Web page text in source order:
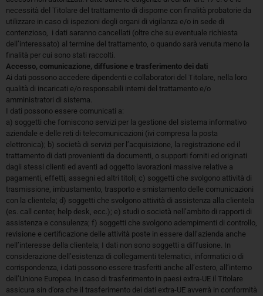
necessità del Titolare del trattamento di disporne con finalità probatorie da
utilizzare in caso di ispezioni degli organi di vigilanza e/o in sede di
contenzioso, i dati saranno cancellati (oltre che su eventuale richiesta
dell’interessato) al termine del trattamento, o quando sarà venuta meno la
finalità per cui sono stati raccolti.
Accesso, comunicazione, diffusione e trasferimento dei dati
Ai dati possono accedere dipendenti e collaboratori del Titolare, nella loro
qualità di incaricati e/o responsabili interni del trattamento e/o
amministratori di sistema.
I dati possono essere comunicati a:
a) soggetti che forniscono servizi per la gestione del sistema informativo
aziendale e delle reti di telecomunicazioni (ivi compresa la posta
elettronica); b) società di servizi per l’acquisizione, la registrazione ed il
trattamento di dati provenienti da documenti, o supporti forniti ed originati
dagli stessi clienti ed aventi ad oggetto lavorazioni massive relative a
pagamenti, effetti, assegni ed altri titoli; c) soggetti che svolgono attività di
trasmissione, imbustamento, trasporto e smistamento delle comunicazioni
con la clientela; d) soggetti che svolgono attività di assistenza alla clientela
(es. call center, help desk, ecc.); e) studi o società nell’ambito di rapporti di
assistenza e consulenza; f) soggetti che svolgono adempimenti di controllo,
revisione e certificazione delle attività poste in essere dall’azienda anche
nell’interesse della clientela; I dati non sono soggetti a diffusione. In
considerazione dell’esistenza di collegamenti telematici, informatici o di
corrispondenza, i dati possono essere trasferiti anche all’estero, all’interno
dell’Unione Europea. In caso di trasferimento in paesi extra-UE il Titolare
assicura sin d’ora che il trasferimento dei dati extra-UE avverrà in conformità